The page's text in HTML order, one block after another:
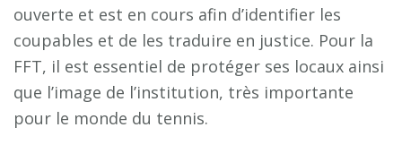
ouverte et est en cours afin d’identifier les
coupables et de les traduire en justice. Pour la
FFT, il est essentiel de protéger ses locaux ainsi
que l’image de l’institution, très importante
pour le monde du tennis.